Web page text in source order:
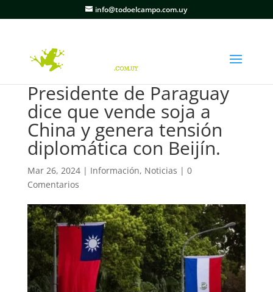
info@todoelcampo.com.uy
Presidente de Paraguay
dice que vende soja a
China y genera tensión
diplomática con Beijín.
Mar 26, 2024| Información, Noticias | 0
Comentarios